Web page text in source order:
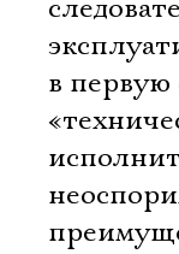
в первую